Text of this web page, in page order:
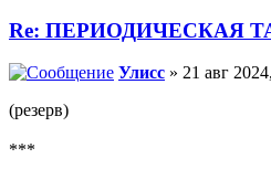
Re: ПЕРИОДИЧЕСКАЯ
Улисс » 21 авг
(резерв)
***